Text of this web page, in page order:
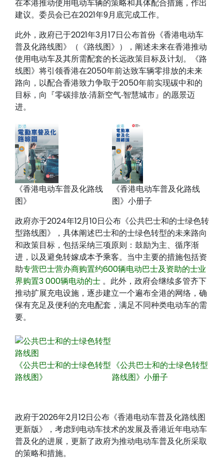
在本港推动使用电动车辆的策略和具体配合措施，作出
建议。委员会已在2021年9月底完成工作。
此外，政府已于2021年3月17日公布首份《香港电动车
普及化路线图》（《路线图》），阐述未来在香港推动
使用电动车及其所需配套的长远政策目标及计划。《路
线图》将引领香港在2050年前达致车辆零排放的未来
路向，以配合香港致力争取于2050年前实现碳中和的
目标，向『零碳排放‧清新空气‧智慧城市』的愿景迈
进。
《香港电动车普及化路线
图》
《香港电动车普及化路线
图》小册子
政府亦于2024年12月10日公布《公共巴士和的士绿色转
型路线图》，具体阐述巴士和的士绿色转型的未来路向
和政策目标，包括采纳三项原则：鼓励为主、循序渐
进，以及避免转嫁成本予乘客。当中主要的措施包括资
助专营巴士营办商购置约600辆电动巴士及资助的士业
界购置3 000辆电动的士 。此外，政府会继续多管齐下
推动扩展充电设施，逐步建立一个遍布全港的网络，确
保有充足及便利的充电配套，满足不同种类电动车的需
要。
《公共巴士和的士绿色转型
路线图》
《公共巴士和的士绿色转型
路线图》小册子
政府于2026年2月12日公布《香港电动车普及化路线图
更新版》，考虑到电动车技术的发展及香港近年电动车
普及化的进展，更新了政府为推动电动车普及化所采取
的策略和措施。